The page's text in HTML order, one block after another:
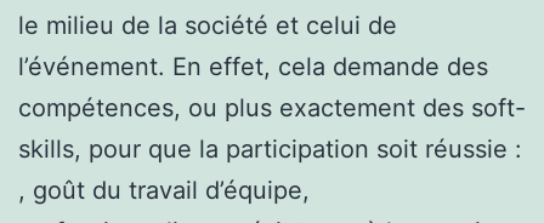
le milieu de la société et celui de
l’événement. En effet, cela demande des
compétences, ou plus exactement des soft-
skills, pour que la participation soit réussie :
, goût du travail d’équipe,